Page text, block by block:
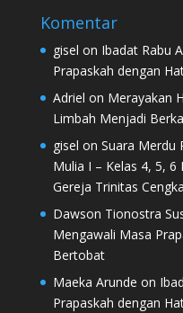
Komentar
gisel on Ibadat Rabu
Prapaskah dengan
Adriel on Merayakan
Limbah Menjadi
gisel on Suara Merdu
Mulia I – Kelas 4, 5, 6
Gereja Trinitas
Dawson Tionostra
Mengawali Masa
Bertobat
Maeka Arunde on
Prapaskah dengan